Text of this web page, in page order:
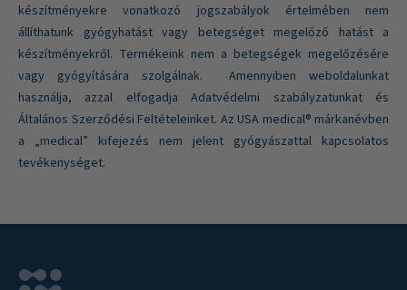
készítményekre vonatkozó jogszabályok értelmében nem
állíthatunk gyógyhatást vagy betegséget megelőző hatást a
készítményekről. Termékeink nem a betegségek megelőzésére
vagy gyógyítására szolgálnak. Amennyiben weboldalunkat
használja, azzal elfogadja Adatvédelmi szabályzatunkat és
Általános Szerződési Feltételeinket. Az USA medical® márkanévben
a „medical” kifejezés nem jelent gyógyászattal kapcsolatos
tevékenységet.